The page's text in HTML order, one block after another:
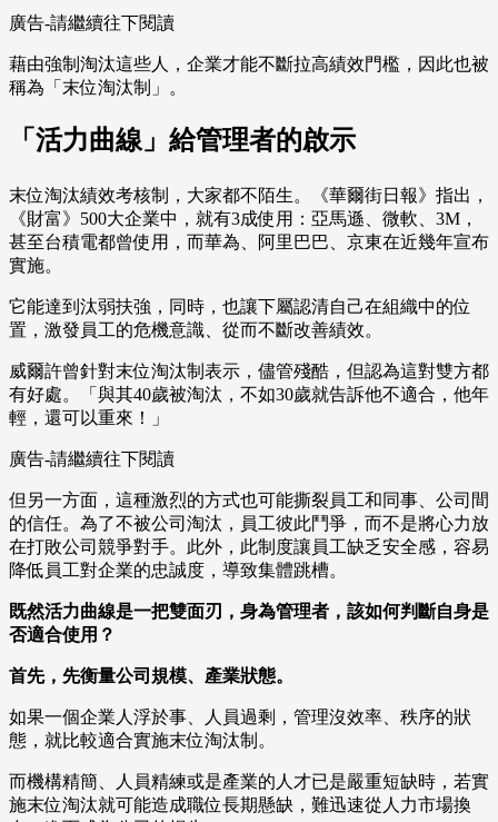
廣告-請繼續往下閱讀
藉由強制淘汰這些人，企業才能不斷拉高績效門檻，因此也被
稱為「末位淘汰制」。
「活力曲線」給管理者的啟示
末位淘汰績效考核制，大家都不陌生。《華爾街日報》指出，
《財富》500大企業中，就有3成使用：亞馬遜、微軟、3M，
甚至台積電都曾使用，而華為、阿里巴巴、京東在近幾年宣布
實施。
它能達到汰弱扶強，同時，也讓下屬認清自己在組織中的位
置，激發員工的危機意識、從而不斷改善績效。
威爾許曾針對末位淘汰制表示，儘管殘酷，但認為這對雙方都
有好處。「與其40歲被淘汰，不如30歲就告訴他不適合，他年
輕，還可以重來！」
廣告-請繼續往下閱讀
但另一方面，這種激烈的方式也可能撕裂員工和同事、公司間
的信任。為了不被公司淘汰，員工彼此鬥爭，而不是將心力放
在打敗公司競爭對手。此外，此制度讓員工缺乏安全感，容易
降低員工對企業的忠誠度，導致集體跳槽。
既然活力曲線是一把雙面刃，身為管理者，該如何判斷自身是
否適合使用？
首先，先衡量公司規模、產業狀態。
如果一個企業人浮於事、人員過剩，管理沒效率、秩序的狀
態，就比較適合實施末位淘汰制。
而機構精簡、人員精練或是產業的人才已是嚴重短缺時，若實
施末位淘汰就可能造成職位長期懸缺，難迅速從人力市場換